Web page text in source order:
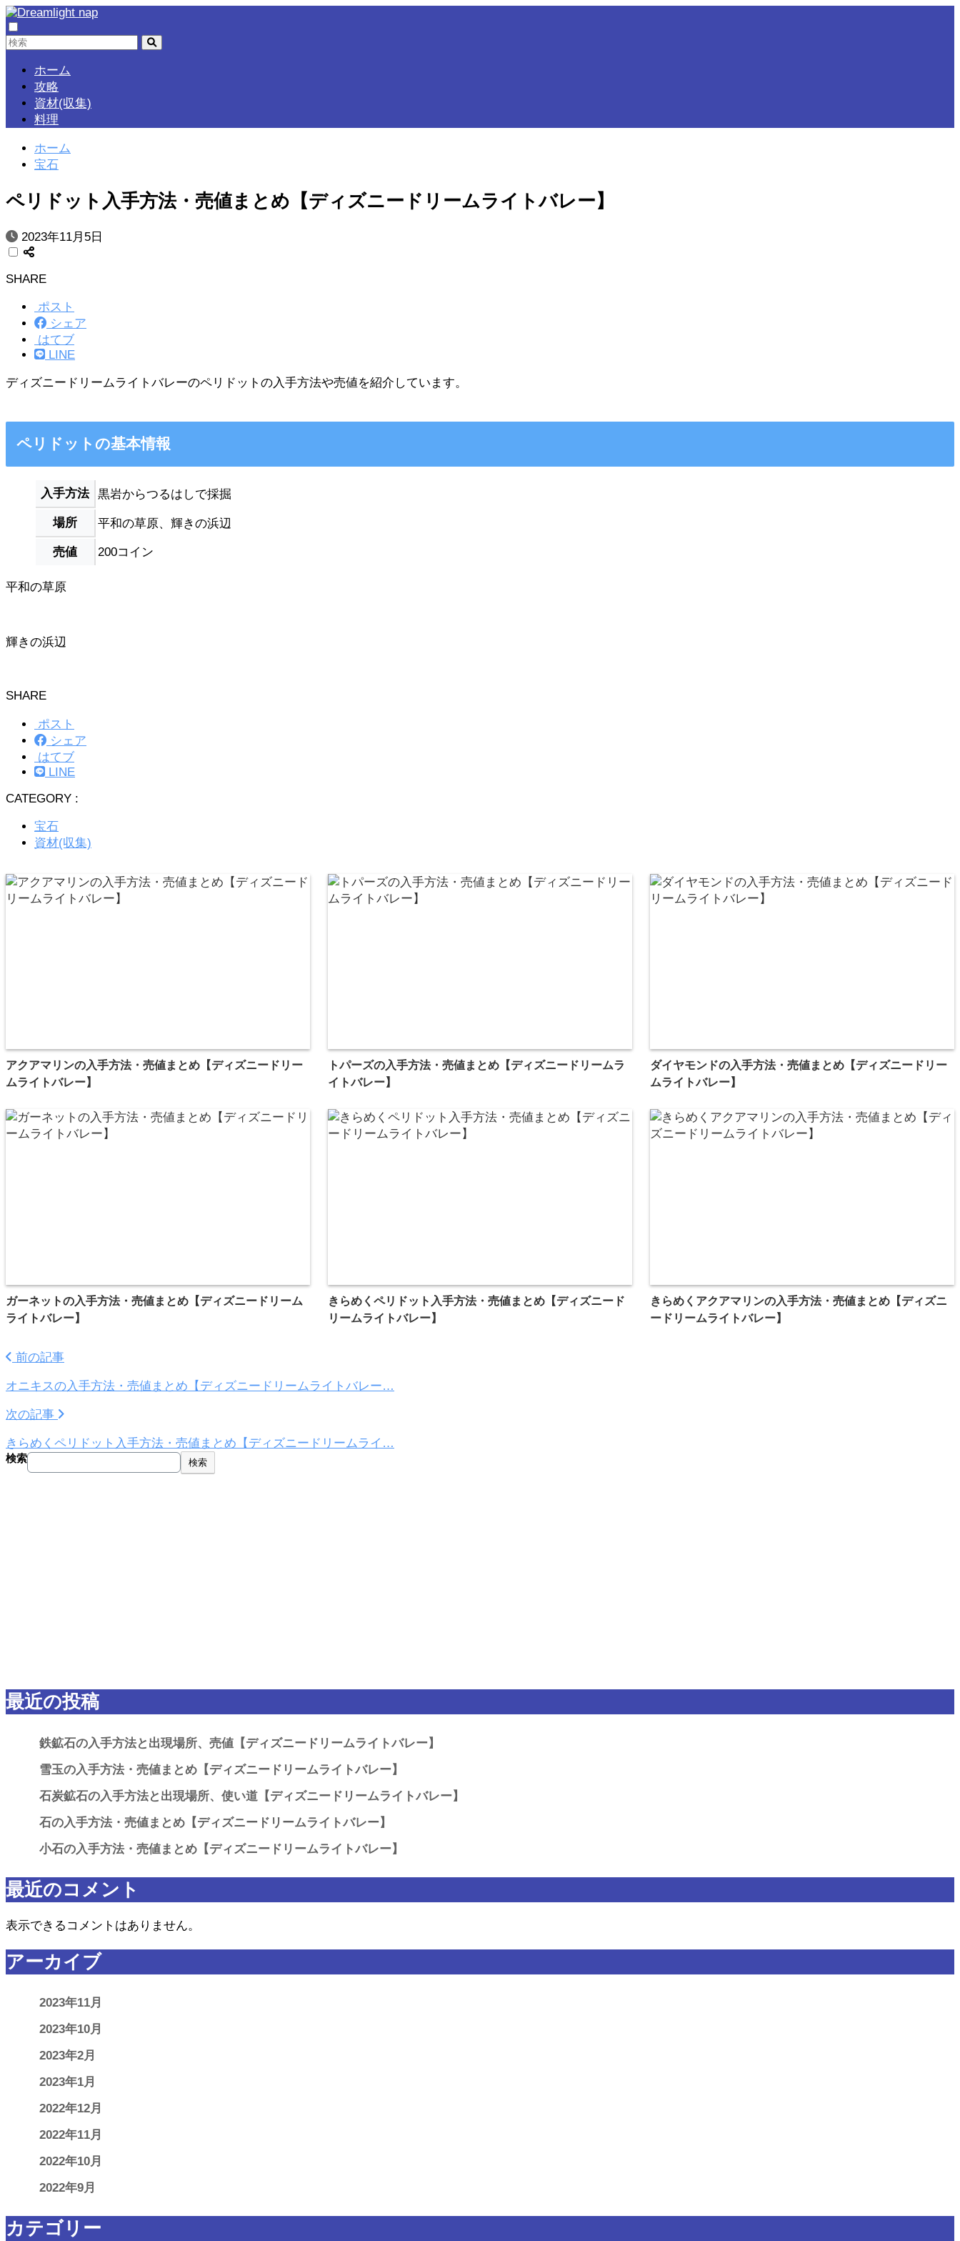
ホーム
攻略
資材(収集)
料理
ホーム
宝石
ペリドット入手方法・売値まとめ【ディズニードリームライトバレー】
2023年11月5日
SHARE
ポスト
シェア
はてブ
LINE
ディズニードリームライトバレーのペリドットの入手方法や売値を紹介しています。
ペリドットの基本情報
入手方法 黒岩からつるはしで採掘
場所 平和の草原、輝きの浜辺
売値 200コイン
平和の草原
輝きの浜辺
SHARE
ポスト
シェア
はてブ
LINE
CATEGORY :
宝石
資材(収集)
アクアマリンの入手方法・売値まとめ【ディズニードリー
ムライトバレー】
トパーズの入手方法・売値まとめ【ディズニードリームラ
イトバレー】
ダイヤモンドの入手方法・売値まとめ【ディズニードリー
ムライトバレー】
ガーネットの入手方法・売値まとめ【ディズニードリーム
ライトバレー】
きらめくペリドット入手方法・売値まとめ【ディズニード
リームライトバレー】
きらめくアクアマリンの入手方法・売値まとめ【ディズニ
ードリームライトバレー】
前の記事
オニキスの入手方法・売値まとめ【ディズニードリームライトバレー…
次の記事
きらめくペリドット入手方法・売値まとめ【ディズニードリームライ…
検索 検索
最近の投稿
鉄鉱石の入手方法と出現場所、売値【ディズニードリームライトバレー】
雪玉の入手方法・売値まとめ【ディズニードリームライトバレー】
石炭鉱石の入手方法と出現場所、使い道【ディズニードリームライトバレー】
石の入手方法・売値まとめ【ディズニードリームライトバレー】
小石の入手方法・売値まとめ【ディズニードリームライトバレー】
最近のコメント
表示できるコメントはありません。
アーカイブ
2023年11月
2023年10月
2023年2月
2023年1月
2022年12月
2022年11月
2022年10月
2022年9月
カテゴリー